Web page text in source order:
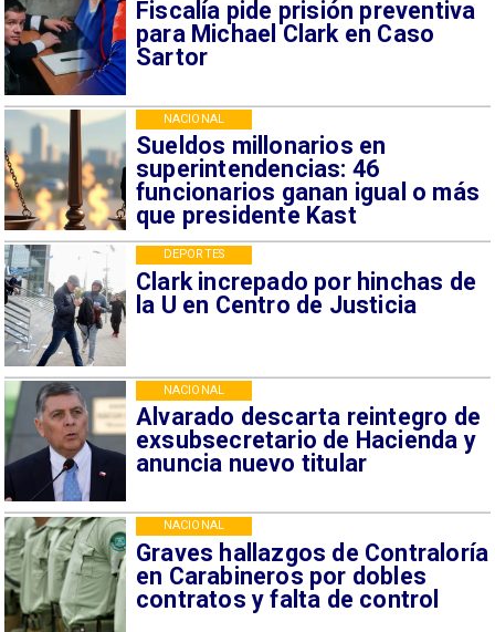
Fiscalía pide prisión preventiva
para Michael Clark en Caso
Sartor
Sueldos millonarios en
superintendencias: 46
funcionarios ganan igual o más
que presidente Kast
NACIONAL
Clark increpado por hinchas de
la U en Centro de Justicia
DEPORTES
Alvarado descarta reintegro de
exsubsecretario de Hacienda y
anuncia nuevo titular
NACIONAL
Graves hallazgos de Contraloría
en Carabineros por dobles
contratos y falta de control
NACIONAL